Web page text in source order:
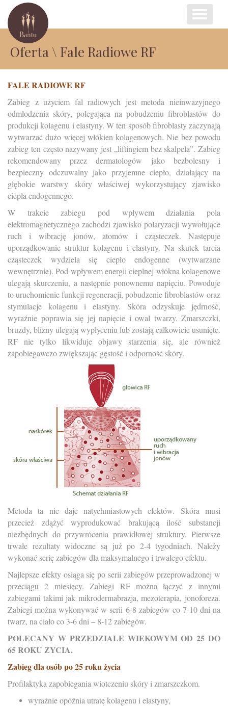
Menu
Oferta \ Fale Radiowe RF
FALE RADIOWE RF
Zabieg z użyciem fal radiowych jest metoda nieinwazyjnego
odmłodzenia skóry, polegająca na pobudzeniu fibroblastów do
produkcji kolagenu i elastyny. W ten sposób fibroblasty zaczynają
wytwarzać dużo więcej włókien kolagenowych. Nie bez powodu
zabieg ten często nazywany jest „liftingiem bez skalpela”. Zabieg
rekomendowany przez dermatologów jako bezbolesny i
bezpieczny odczuwalny jako przyjemne ciepło, działający na
głębokie warstwy skóry właściwej wykorzystujący zjawisko
ciepła endogennego.
W trakcie zabiegu pod wpływem działania pola
elektromagnetycznego zachodzi zjawisko polaryzacji wywołujące
ruch i wibrację jonów, atomów i cząsteczek. Następuje
uporządkowanie struktur kolagenu i elastyny. Na skutek tarcia
cząsteczek wydziela się ciepło endogenne (wytwarzane
wewnętrznie). Pod wpływem energii cieplnej włókna kolagenowe
ulegają skurczeniu, a następnie ponownemu napięciu. Powoduje
to uruchomienie funkcji regeneracji, pobudzenie fibroblastów oraz
stymulacje kolagenu i elastyny. Skóra odzyskuje jędrność,
wyraźnie poprawia się jej napięcie i owal twarzy. Zmarszczki,
bruzdy, blizny ulegają wypłyceniu lub zostają całkowicie usunięte.
RF nie tylko likwiduje objawy starzenia się, ale również
zapobiegawczo zwiększając gęstość i odporność skóry.
Metoda ta nie daje natychmiastowych efektów. Skóra musi
przecież zdążyć wyprodukować brakującą ilość substancji
niezbędnych do przywrócenia prawidłowej struktury. Pierwsze
trwałe rezultaty widoczne są już po 2-4 tygodniach. Należy
wykonać serię zabiegów dla maksymalnego i trwałego efektu.
Najlepsze efekty osiąga się po serii zabiegów przeprowadzonej w
przeciągu 2 miesięcy. Zabiegi RF można łączyć z innymi
zabiegami takimi jak mikrodermabrazja, mezoterapia, jonoforeza.
Zabiegi można wykonywać w serii 6-8 zabiegów co 7-10 dni na
twarz, na ciało co 3-6 dni – 8-12 zabiegów.
POLECANY W PRZEDZIALE WIEKOWYM OD 25 DO
65 ROKU ZYCIA.
Zabieg dla osób po 25 roku życia
Profilaktyka zapobiegania wiotczeniu skóry i zmarszczkom.
wyraźnie opóźnia utratę kolagenu i elastyny,